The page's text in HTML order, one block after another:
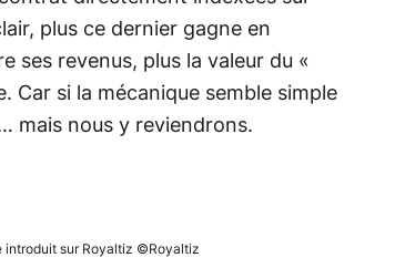
plus ce dernier gagne en
ses revenus, plus la valeur du «
Car si la mécanique semble simple
mais nous y reviendrons.
introduit sur Royaltiz ©Royaltiz